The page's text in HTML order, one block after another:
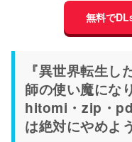
無料で
『異世界転生
師の使い魔にな
hitomi・zip・
は絶対にやめよ